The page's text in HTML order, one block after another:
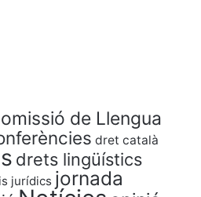
de Llengua
dret català
drets lingüístics
jurídics jornada